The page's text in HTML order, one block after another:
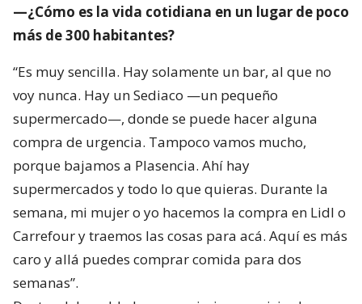
—¿Cómo es la vida cotidiana en un lugar de poco
más de 300 habitantes?
“Es muy sencilla. Hay solamente un bar, al que no
voy nunca. Hay un Sediaco —un pequeño
supermercado—, donde se puede hacer alguna
compra de urgencia. Tampoco vamos mucho,
porque bajamos a Plasencia. Ahí hay
supermercados y todo lo que quieras. Durante la
semana, mi mujer o yo hacemos la compra en Lidl o
Carrefour y traemos las cosas para acá. Aquí es más
caro y allá puedes comprar comida para dos
semanas”.